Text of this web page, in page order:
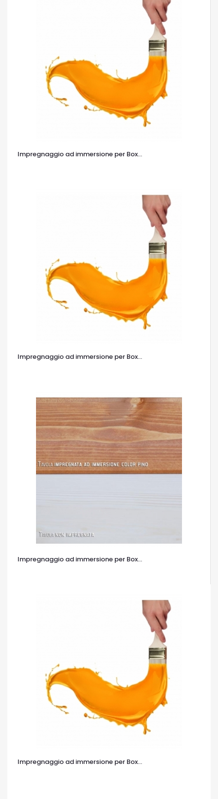
Impregnaggio ad immersione per Box...
Impregnaggio ad immersione per Box...
Impregnaggio ad immersione per Box...
Impregnaggio ad immersione per Box...